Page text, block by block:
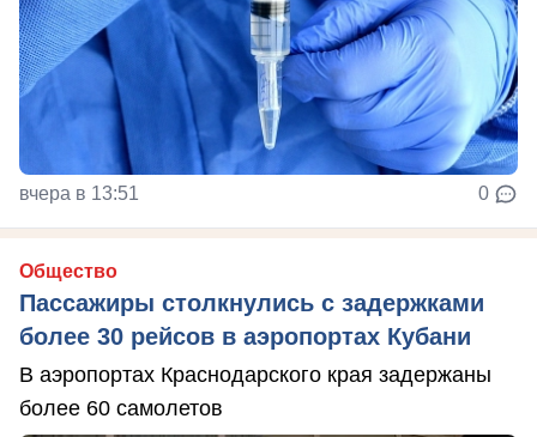
вчера в 13:51 0
Общество
Пассажиры столкнулись с задержками
более 30 рейсов в аэропортах Кубани
В аэропортах Краснодарского края задержаны
более 60 самолетов